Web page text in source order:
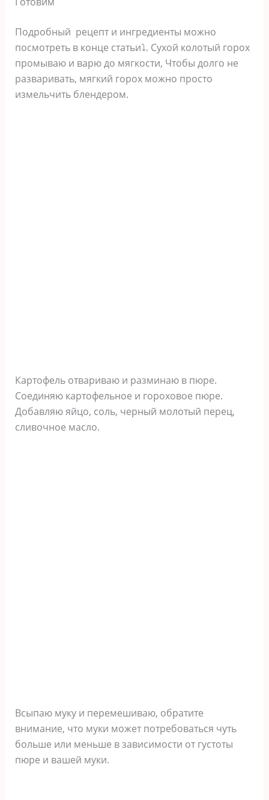
Подробный рецепт и ингредиенты можно
посмотреть в конце статьи⤵️. Сухой колотый горох
промываю и варю до мягкости, Чтобы долго не
разваривать, мягкий горох можно просто
измельчить блендером.
Картофель отвариваю и разминаю в пюре.
Соединяю картофельное и гороховое пюре.
Добавляю яйцо, соль, черный молотый перец,
сливочное масло.
Всыпаю муку и перемешиваю, обратите
внимание, что муки может потребоваться чуть
больше или меньше в зависимости от густоты
пюре и вашей муки.